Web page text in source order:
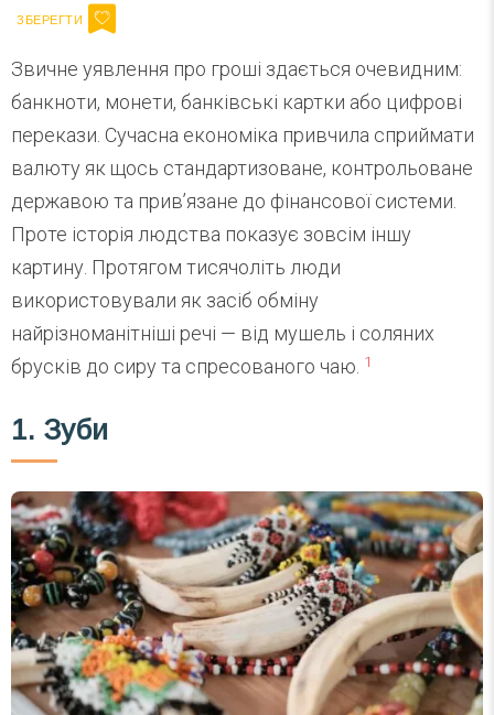
Звичне уявлення про гроші здається очевидним:
банкноти, монети, банківські картки або цифрові
перекази. Сучасна економіка привчила сприймати
валюту як щось стандартизоване, контрольоване
державою та прив’язане до фінансової системи.
Проте історія людства показує зовсім іншу
картину. Протягом тисячоліть люди
використовували як засіб обміну
найрізноманітніші речі — від мушель і соляних
брусків до сиру та спресованого чаю. 1
1. Зуби